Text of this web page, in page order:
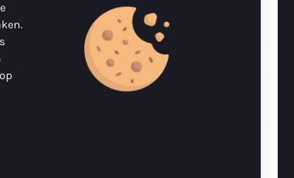
3. Kies buiskap
4. Kies kussenset